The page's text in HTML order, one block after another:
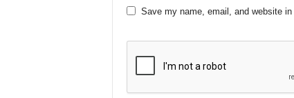
Save my name, email, and website